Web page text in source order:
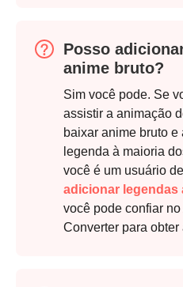
Posso
anime bruto?
Sim você pode. Se
assistir a animação
baixar anime bruto
legenda à maioria
você é um usuário
adicionar legendas
você pode confiar
Converter para obter